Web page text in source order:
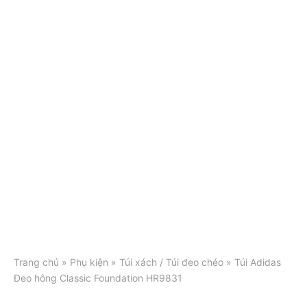
Trang chủ » Phụ kiện » Túi xách / Túi đeo chéo » Túi Adidas
Đeo hông Classic Foundation HR9831